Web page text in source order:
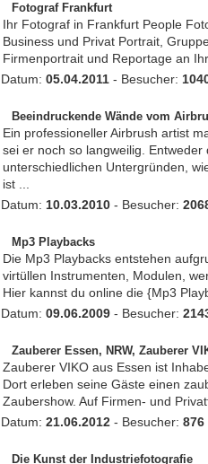
Fotograf Frankfurt
Ihr Fotograf in Frankfurt People
Business und Privat Portrait,
Firmenportrait und Reportage an
Datum: 05.04.2011 - Besucher:
Beeindruckende Wände vom
Ein professioneller Airbrush artist
sei er noch so langweilig.
unterschiedlichen Untergründen,
ist ...
Datum: 10.03.2010 - Besucher:
Mp3 Playbacks
Die Mp3 Playbacks entstehen
virtüllen Instrumenten, Modulen,
Hier kannst du online die {Mp3
Datum: 09.06.2009 - Besucher:
Zauberer Essen, NRW, Zauberer
Zauberer VIKO aus Essen ist
Dort erleben seine Gäste einen
Zaubershow. Auf Firmen- und
Datum: 21.06.2012 - Besucher: 876
Die Kunst der Industriefotografie